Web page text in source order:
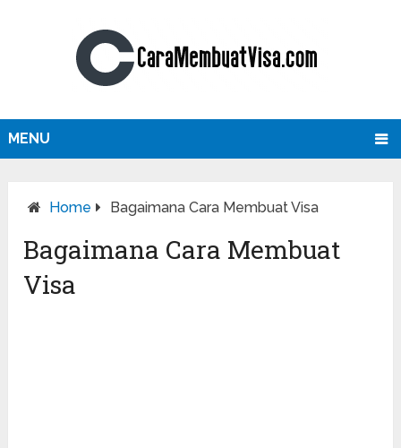
MENU
Home Bagaimana Cara Membuat Visa
Bagaimana Cara Membuat
Visa